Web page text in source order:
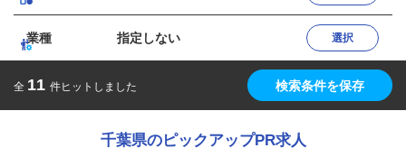
業種 指定しない 選択
全 11 件ヒットしました 検索条件を保存
千葉県のピックアップPR求人